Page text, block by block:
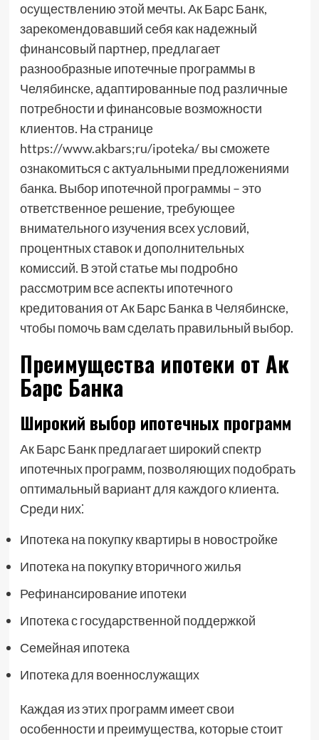
осуществлению этой мечты. Ак Барс Банк,
зарекомендовавший себя как надежный
финансовый партнер, предлагает
разнообразные ипотечные программы в
Челябинске, адаптированные под различные
потребности и финансовые возможности
клиентов. На странице
https://www.akbars;ru/ipoteka/ вы сможете
ознакомиться с актуальными предложениями
банка. Выбор ипотечной программы – это
ответственное решение, требующее
внимательного изучения всех условий,
процентных ставок и дополнительных
комиссий. В этой статье мы подробно
рассмотрим все аспекты ипотечного
кредитования от Ак Барс Банка в Челябинске,
чтобы помочь вам сделать правильный выбор.
Преимущества ипотеки от Ак
Барс Банка
Широкий выбор ипотечных программ
Ак Барс Банк предлагает широкий спектр
ипотечных программ, позволяющих подобрать
оптимальный вариант для каждого клиента.
Среди них⁚
Ипотека на покупку квартиры в новостройке
Ипотека на покупку вторичного жилья
Рефинансирование ипотеки
Ипотека с государственной поддержкой
Семейная ипотека
Ипотека для военнослужащих
Каждая из этих программ имеет свои
особенности и преимущества, которые стоит